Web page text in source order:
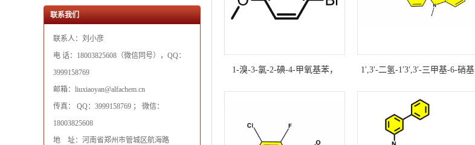
联系我们
联系人：刘小彦
电 话：18003825608（微信同号），QQ：
3999158769
邮箱：liuxiaoyan@alfachem.cn
传真： QQ：3999158769 ； 微信：
18003825608
地 址：河南省郑州市管城区航海路
1-溴-3-氯-2-碘-4-甲氧基苯，
1′,3′-二氢-1′3′,3′-三甲基-6-硝基
哚,CAS号：1498-88-0科研现货